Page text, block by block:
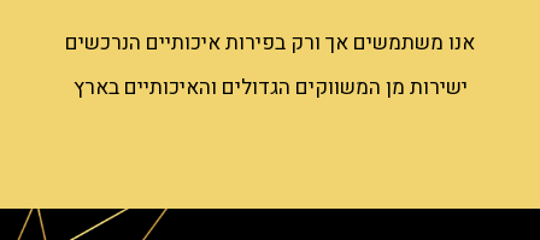
אנו משתמשים אך ורק בפירות איכותיים הנרכשים
ישירות מן המשווקים הגדולים והאיכותיים בארץ